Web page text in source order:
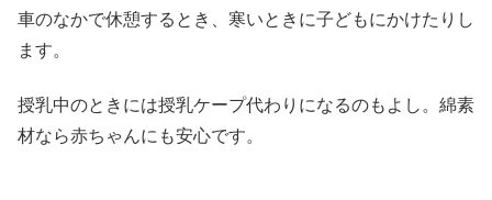
車のなかで休憩するとき、寒いときに子どもにかけたりし
ます。
授乳中のときには授乳ケープ代わりになるのもよし。綿素
材なら赤ちゃんにも安心です。